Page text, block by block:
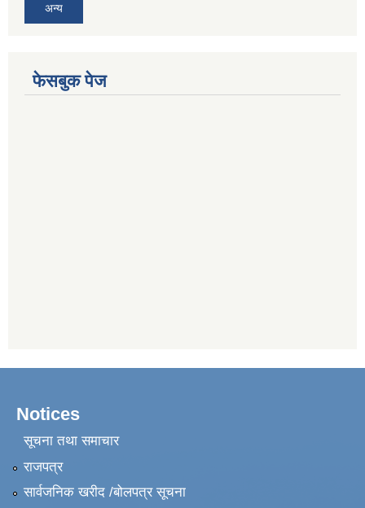
अन्य
फेसबुक पेज
Notices
सूचना तथा समाचार
राजपत्र
सार्वजनिक खरीद /बोलपत्र सूचना